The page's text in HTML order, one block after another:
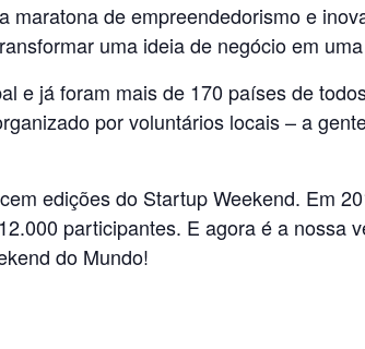
maratona de empreendedorismo e
uma ideia de negócio em
e já foram mais de 170 países de
por voluntários locais – a
edições do Startup Weekend. Em
participantes. E agora é a nossa
do Mundo!